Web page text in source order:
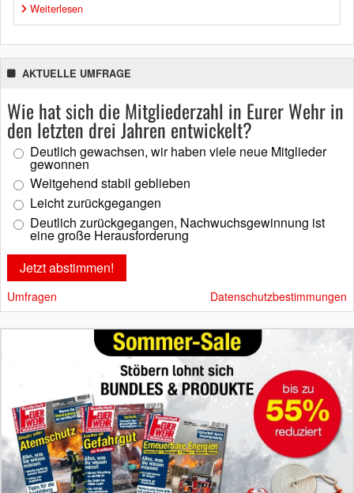
Weiterlesen
AKTUELLE UMFRAGE
Wie hat sich die Mitgliederzahl in Eurer Wehr in
den letzten drei Jahren entwickelt?
Deutlich gewachsen, wir haben viele neue Mitglieder
gewonnen
Weitgehend stabil geblieben
Leicht zurückgegangen
Deutlich zurückgegangen, Nachwuchsgewinnung ist
eine große Herausforderung
Umfragen Datenschutzbestimmungen